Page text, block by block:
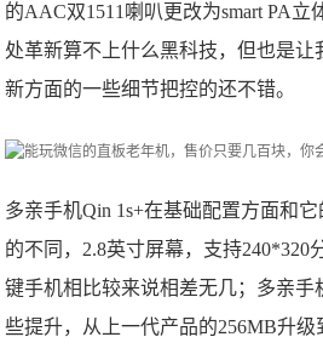
的AAC双1511喇叭更改为smart PA
处革新算不上什么黑科技，但也是
新方面的一些细节把控的还不错。
多亲手机Qin 1s+在基础配置方面和
的不同，2.8英寸屏幕，支持240*320
键手机相比较来说相差无几；多亲手
些提升，从上一代产品的256MB升级